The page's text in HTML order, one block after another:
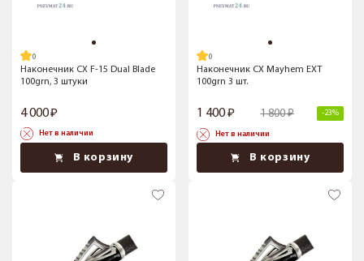
Наконечник CX F-15 Dual Blade
100grn, 3 штуки
4 000
Нет в наличии
В корзину
Наконечник CX Mayhem EXT
100grn 3 шт.
1 400 1 800 -23%
Нет в наличии
В корзину